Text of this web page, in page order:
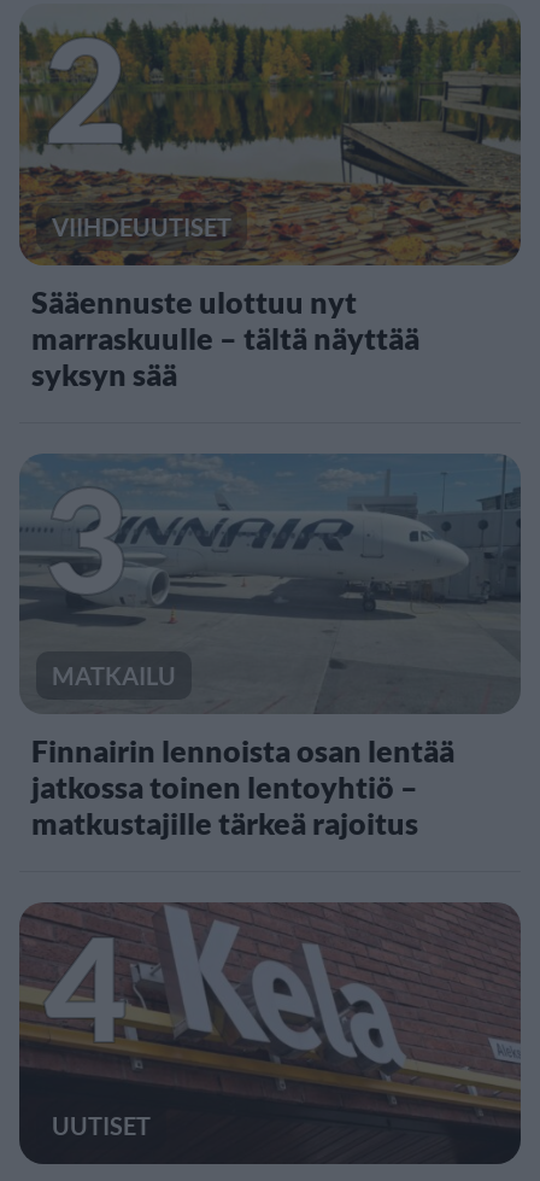
2
VIIHDEUUTISET
Sääennuste ulottuu nyt
marraskuulle – tältä näyttää
syksyn sää
3
MATKAILU
Finnairin lennoista osan lentää
jatkossa toinen lentoyhtiö –
matkustajille tärkeä rajoitus
4
UUTISET